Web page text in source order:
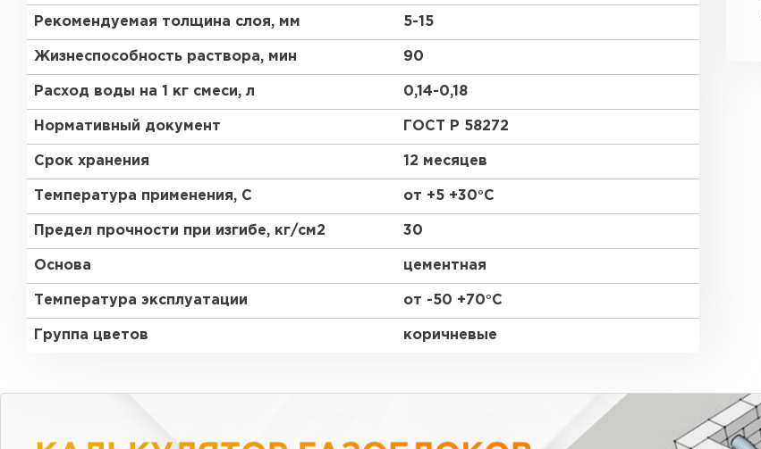
Рекомендуемая толщина слоя, мм 5-15
Жизнеспособность раствора, мин 90
Расход воды на 1 кг смеси, л 0,14-0,18
Нормативный документ ГОСТ Р 58272
Срок хранения 12 месяцев
Температура применения, С от +5 +30°С
Предел прочности при изгибе, кг/см2 30
Основа цементная
Температура эксплуатации от -50 +70°С
Группа цветов коричневые